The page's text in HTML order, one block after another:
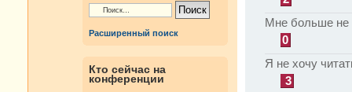
Расширенный поиск
Кто сейчас на
конференции
Мне больше не
0
Я не хочу
3